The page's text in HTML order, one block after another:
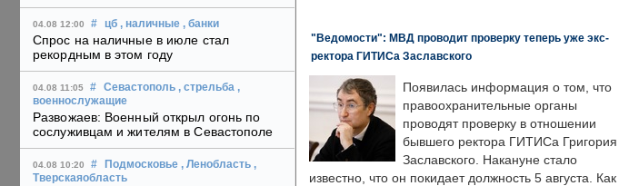
04.08 12:00 # цб , наличные , банки
Спрос на наличные в июле стал
рекордным в этом году
04.08 11:05 # Севастополь , стрельба ,
военнослужащие
Развожаев: Военный открыл огонь по
сослуживцам и жителям в Севастополе
04.08 10:20 # Подмосковье , Ленобласть ,
Тверскаяобласть
"Ведомости": МВД проводит проверку теперь уже экс-
ректора ГИТИСа Заславского
Появилась информация о том, что
правоохранительные органы
проводят проверку в отношении
бывшего ректора ГИТИСа Григория
Заславского. Накануне стало
известно, что он покидает должность 5 августа. Как